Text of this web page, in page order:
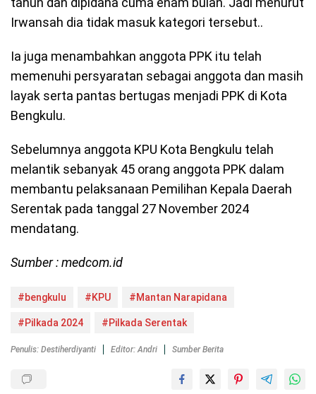
Irwansah dia tidak masuk kategori tersebut..
Ia juga menambahkan anggota PPK itu telah
memenuhi persyaratan sebagai anggota dan masih
layak serta pantas bertugas menjadi PPK di Kota
Bengkulu.
Sebelumnya anggota KPU Kota Bengkulu telah
melantik sebanyak 45 orang anggota PPK dalam
membantu pelaksanaan Pemilihan Kepala Daerah
Serentak pada tanggal 27 November 2024
mendatang.
Sumber :medcom.id
#bengkulu #KPU #Mantan Narapidana
#Pilkada 2024 #Pilkada Serentak
Penulis: Destiherdiyanti Editor: Andri Sumber Berita